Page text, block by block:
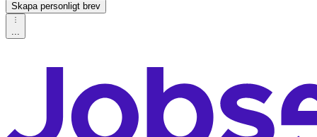
Skapa personligt brev
...